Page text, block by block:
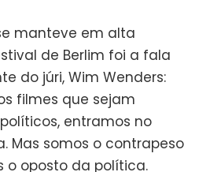
manteve em alta
de Berlim foi a fala
do júri, Wim Wenders:
filmes que sejam
entramos no
Mas somos o contrapeso
o oposto da política.